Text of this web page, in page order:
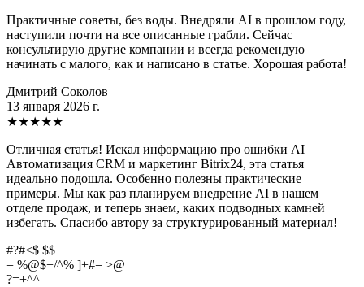
Практичные советы, без воды. Внедряли AI в прошлом году,
наступили почти на все описанные грабли. Сейчас
консультирую другие компании и всегда рекомендую
начинать с малого, как и написано в статье. Хорошая работа!
Дмитрий Соколов
13 января 2026 г.
★★★★★
Отличная статья! Искал информацию про ошибки AI
Автоматизация CRM и маркетинг Bitrix24, эта статья
идеально подошла. Особенно полезны практические
примеры. Мы как раз планируем внедрение AI в нашем
отделе продаж, и теперь знаем, каких подводных камней
избегать. Спасибо автору за структурированный материал!
#?#<$ $$
= %@$+/^% ]+#= >@
?=+^^